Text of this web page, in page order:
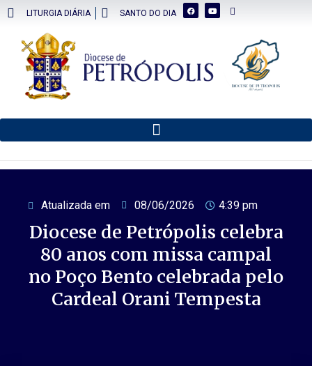
LITURGIA DIÁRIA SANTO DO DIA
Atualizada em 08/06/2026 4:39 pm
Diocese de Petrópolis celebra
80 anos com missa campal
no Poço Bento celebrada pelo
Cardeal Orani Tempesta